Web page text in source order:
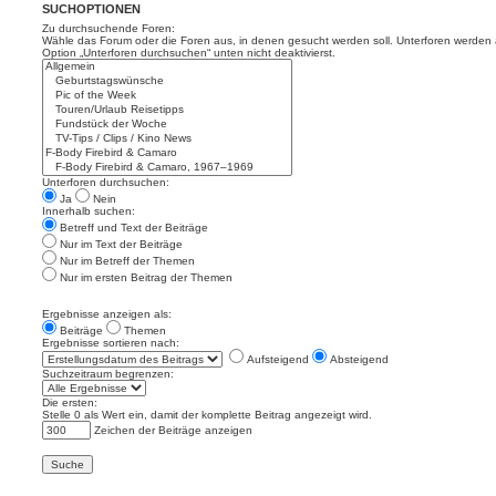
SUCHOPTIONEN
Zu durchsuchende Foren:
Wähle das Forum oder die Foren aus, in denen gesucht werden soll. Unterforen
Option „Unterforen durchsuchen“ unten nicht deaktivierst.
Unterforen durchsuchen:
Ja
Nein
Innerhalb suchen:
Betreff und Text der Beiträge
Nur im Text der Beiträge
Nur im Betreff der Themen
Nur im ersten Beitrag der Themen
Ergebnisse anzeigen als:
Beiträge
Themen
Ergebnisse sortieren nach:
Aufsteigend
Absteigend
Suchzeitraum begrenzen:
Die ersten:
Stelle 0 als Wert ein, damit der komplette Beitrag angezeigt wird.
Zeichen der Beiträge anzeigen